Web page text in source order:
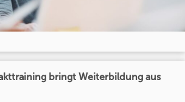
bringt Weiterbildung aus